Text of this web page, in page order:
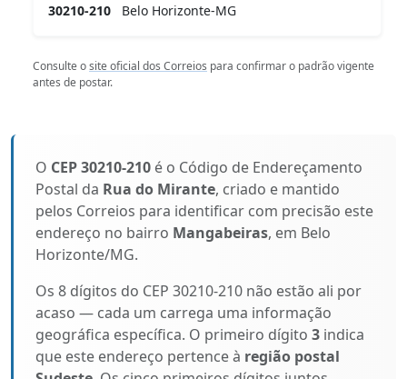
30210-210 Belo Horizonte-MG
Consulte osite oficial dos Correios para confirmar o padrão vigente
antes de postar.
O CEP 30210-210 é o Código de Endereçamento
Postal da Rua do Mirante, criado e mantido
pelos Correios para identificar com precisão este
endereço no bairro Mangabeiras, em Belo
Horizonte/MG.
Os 8 dígitos do CEP 30210-210 não estão ali por
acaso — cada um carrega uma informação
geográfica específica. O primeiro dígito 3 indica
que este endereço pertence à região postal